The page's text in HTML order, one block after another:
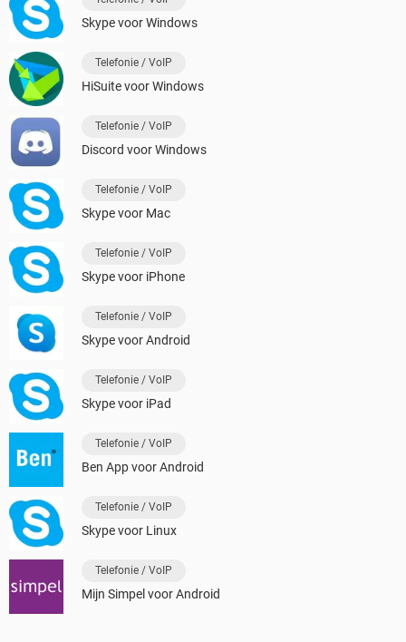
Skype voor Windows
Telefonie / VoIP
HiSuite voor Windows
Telefonie / VoIP
Discord voor Windows
Telefonie / VoIP
Skype voor Mac
Telefonie / VoIP
Skype voor iPhone
Telefonie / VoIP
Skype voor Android
Telefonie / VoIP
Skype voor iPad
Telefonie / VoIP
Ben App voor Android
Telefonie / VoIP
Skype voor Linux
Telefonie / VoIP
Mijn Simpel voor Android